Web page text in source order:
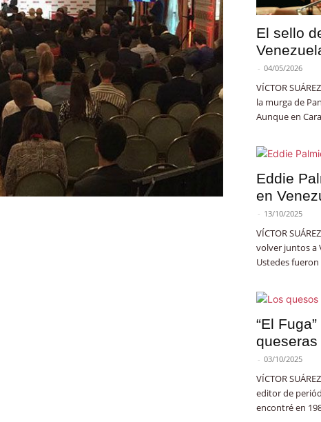
El sello
- 04/05/2026
VÍCTOR
la murga de
Aunque en
Eddie
en
- 13/10/2025
VÍCTOR
volver juntos a
Ustedes
“El
- 03/10/2025
VÍCTOR
editor de
encontré en